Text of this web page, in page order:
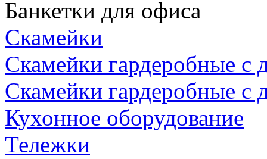
Банкетки для офиса
Скамейки
Скамейки гардеробные с
Скамейки гардеробные с
Кухонное оборудование
Тележки